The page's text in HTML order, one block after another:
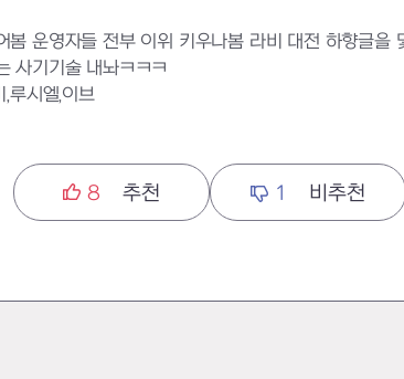
운영자들 전부 이위 키우나봄 라비 대전 하향글
사기기술 내놔ㅋㅋㅋ
루시엘,이브
8 추천 1 비추천